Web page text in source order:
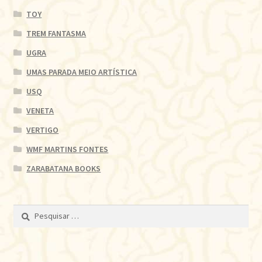
TOY
TREM FANTASMA
UGRA
UMAS PARADA MEIO ARTÍSTICA
USQ
VENETA
VERTIGO
WMF MARTINS FONTES
ZARABATANA BOOKS
Pesquisar